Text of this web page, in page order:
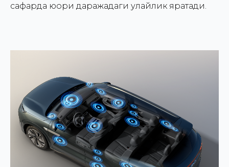
сафарда юқори даражадаги қулайлик яратади.